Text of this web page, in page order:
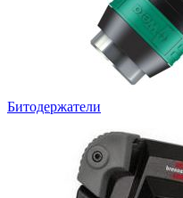
Битодержатели